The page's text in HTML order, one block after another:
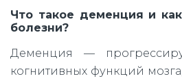
Что такое деменция и
болезни?
Деменция —
когнитивных функций